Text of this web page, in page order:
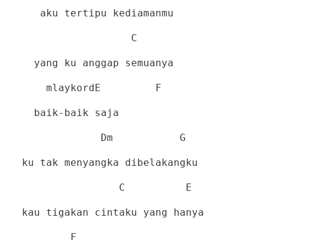
aku tertipu kediamanmu
C
yang ku anggap semuanya
mlaykordE F
baik-baik saja
Dm G
ku tak menyangka dibelakangku
C E
kau tigakan cintaku yang hanya
F